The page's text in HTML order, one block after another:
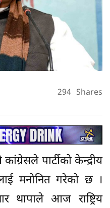
294 Shares
पार्टीको केन्द्रीय
मनोनित गरेको छ ।
थापाले आज राष्ट्रिय